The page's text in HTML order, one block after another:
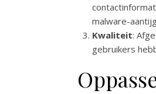
malware-
Kwaliteit:
gebruikers